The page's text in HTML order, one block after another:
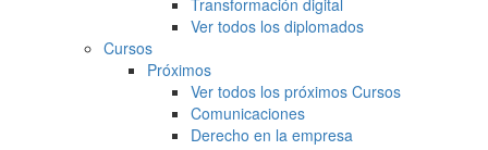
Transformación digital
Ver todos los diplomados
Cursos
Próximos
Ver todos los próximos Cursos
Comunicaciones
Derecho en la empresa